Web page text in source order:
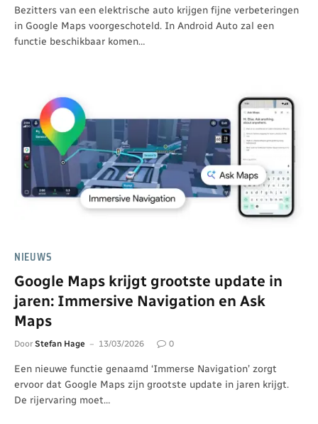
Bezitters van een elektrische auto krijgen fijne verbeteringen
in Google Maps voorgeschoteld. In Android Auto zal een
functie beschikbaar komen…
NIEUWS
Google Maps krijgt grootste update in
jaren: Immersive Navigation en Ask
Maps
Door Stefan Hage 13/03/2026 0
Een nieuwe functie genaamd ‘Immerse Navigation’ zorgt
ervoor dat Google Maps zijn grootste update in jaren krijgt.
De rijervaring moet…